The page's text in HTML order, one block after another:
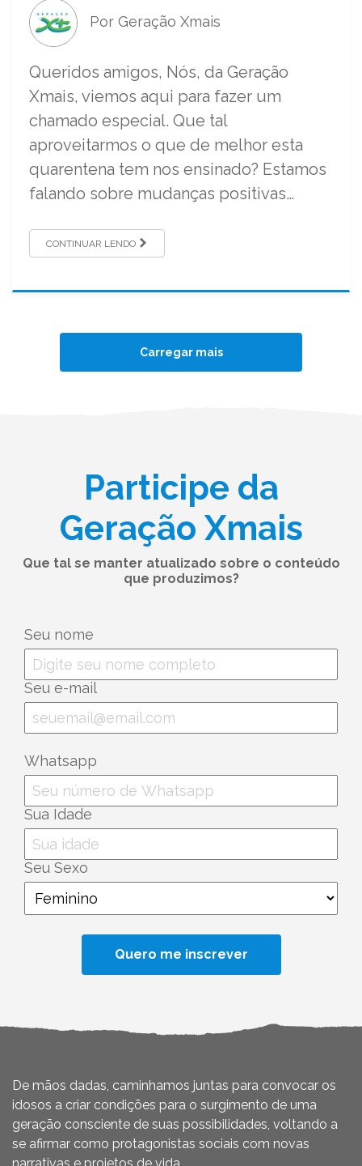
Por Geração Xmais
Queridos amigos, Nós, da Geração
Xmais, viemos aqui para fazer um
chamado especial. Que tal
aproveitarmos o que de melhor esta
quarentena tem nos ensinado? Estamos
falando sobre mudanças positivas…
CONTINUAR LENDO
Carregar mais
Participe da
Geração Xmais
Que tal se manter atualizado sobre o conteúdo
que produzimos?
Seu nome
Seu e-mail
Whatsapp
Sua Idade
Seu Sexo
De mãos dadas, caminhamos juntas para convocar os
idosos a criar condições para o surgimento de uma
geração consciente de suas possibilidades, voltando a
se afirmar como protagonistas sociais com novas